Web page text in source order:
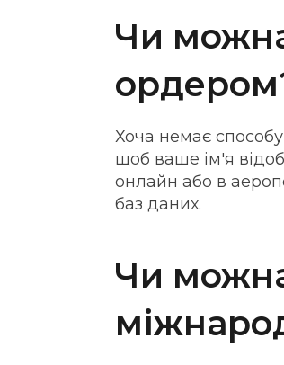
Чи
Хоча немає
щоб ваше ім'я
онлайн або в
баз даних.
Чи